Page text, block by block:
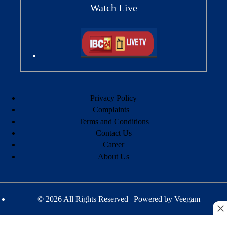
Watch Live
Privacy Policy
Complaints
Terms and Conditions
Contact Us
Career
About Us
© 2026 All Rights Reserved | Powered by Veegam